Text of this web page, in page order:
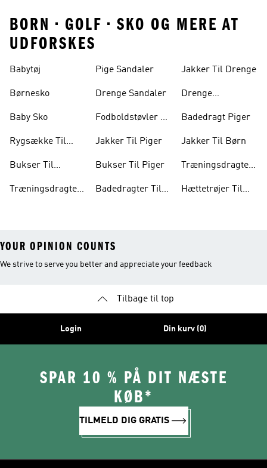
BORN • GOLF • SKO OG MERE AT
UDFORSKES
Babytøj
Børnesko
Baby Sko
Rygsække Til
Bukser Til
Træningsdragter
Pige Sandaler
Drenge Sandaler
Fodboldstøvler Til
Jakker Til Piger
Bukser Til Piger
Badedragter Til
Jakker Til Drenge
Drenge
Badedragt Piger
Jakker Til Børn
Træningsdragter
Hættetrøjer Til
YOUR OPINION COUNTS
We strive to serve you better and appreciate your feedback
Tilbage til top
Login Din kurv (0)
SPAR 10 % PÅ DIT NÆSTE
KØB*
TILMELD DIG GRATIS